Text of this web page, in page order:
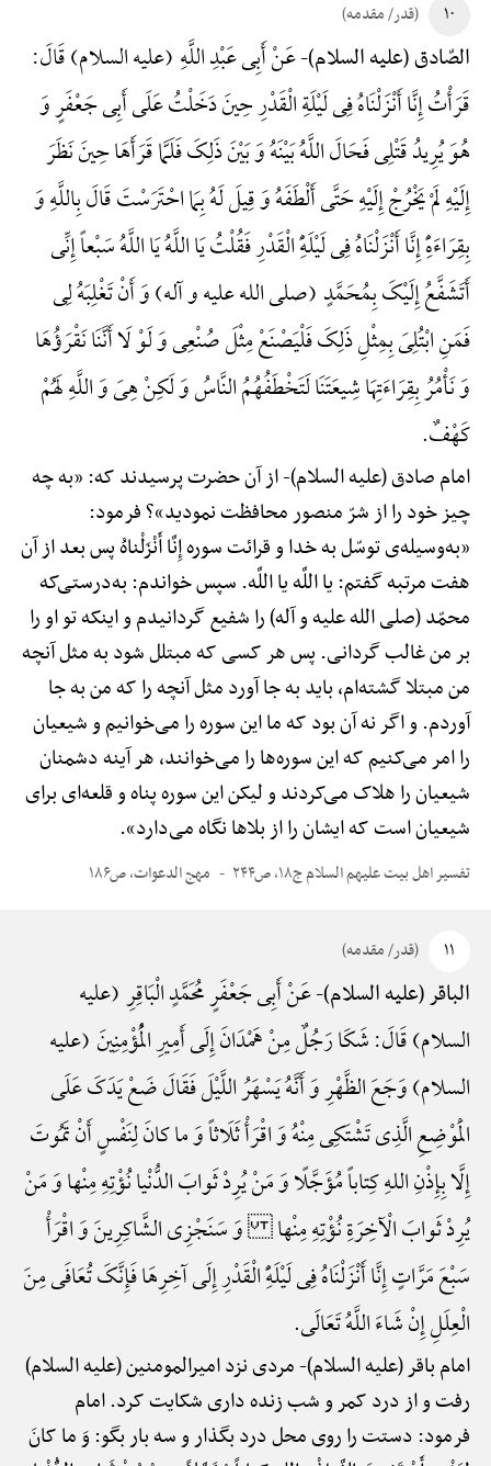
۱۰ (قدر/ مقدمه)
الصّادق (علیه السلام)-عَنْ أَبِی عَبْدِ اللَّهِ (علیه السلام) قَالَ:
قَرَأْتُ إِنَّا أَنْزَلْنَاهُ فِی لَیْلَةِ الْقَدْرِ حِینَ دَخَلْتُ عَلَی أَبِی جَعْفَرٍ وَ
هُوَ یُرِیدُ قَتْلِی فَحَالَ اللَّهُ بَیْنَهُ وَ بَیْنَ ذَلِکَ فَلَمَّا قَرَأَهَا حِینَ نَظَرَ
إِلَیْهِ لَمْ یَخْرُجْ إِلَیْهِ حَتَّی أَلْطَفَهُ وَ قِیلَ لَهُ بِمَا احْتَرَسْتَ قَالَ بِاللَّهِ وَ
بِقِرَاءَهًِْ إِنَّا أَنْزَلْنَاهُ فِی لَیْلَهًِْ الْقَدْرِ فَقُلْتُ یَا اللَّهُ یَا اللَّهُ سَبْعاً إِنِّی
أَتَشَفَّعُ إِلَیْکَ بِمُحَمَّدٍ (صلی الله علیه و آله) وَ أَنْ تَغْلِبَهُ لِی
فَمَنِ ابْتُلِیَ بِمِثْلِ ذَلِکَ فَلْیَصْنَعْ مِثْلَ صُنْعِی وَ لَوْ لَا أَنَّنَا نَقْرَؤُهَا
وَ نَأْمُرُ بِقِرَاءَتِهَا شِیعَتَنَا لَتَخْطَفُهُمُ النَّاسُ وَ لَکِنْ هِیَ وَ اللَّهِ لَهُمْ
کَهْفٌ.
امام صادق (علیه السلام)-از آن حضرت پرسیدند که: «به چه
چیز خود را از شرّ منصور محافظت نمودید»؟ فرمود:
«به‌وسیله‌ی توسّل به خدا و قرائت سوره إِنَّا أَنْزَلْناهُ پس بعد از آن
هفت مرتبه گفتم: یا اللَّه یا اللَّه. سپس خواندم: به‌درستی‌که
محمّد (صلی الله علیه و آله) را شفیع گردانیدم و اینکه تو او را
بر من غالب گردانی. پس هر کسی که مبتلل شود به مثل آنچه
من مبتلا گشته‌ام، باید به جا آورد مثل آنچه را که من به جا
آوردم. و اگر نه آن بود که ما این سوره را می‌خوانیم و شیعیان
را امر می‌کنیم که این سوره‌ها را می‌خوانند، هر آینه دشمنان
شیعیان را هلاک می‌کردند و لیکن این سوره پناه و قلعه‌ای برای
شیعیان است که ایشان را از بلاها نگاه می‌دارد».
تفسیر اهل بیت علیهم السلام ج۱۸، ص۲۴۴ مهج الدعوات، ص۱۸۶
۱۱ (قدر/ مقدمه)
الباقر (علیه السلام)-عَنْ أَبِی جَعْفَرٍ مُحَمَّدٍ الْبَاقِرِ (علیه
السلام) قَالَ: شَکَا رَجُلٌ مِنْ هَمْدَانَ إِلَی أَمِیرِ الْمُؤْمِنِینَ (علیه
السلام) وَجَعَ الظَّهْرِ وَ أَنَّهُ یَسْهَرُ اللَّیْلَ فَقَالَ ضَعْ یَدَکَ عَلَی
الْمَوْضِعِ الَّذِی تَشْتَکِی مِنْهُ وَ اقْرَأْ ثَلَاثاً وَ ما کانَ لِنَفْسٍ أَنْ تَمُوتَ
إِلَّا بِإِذْنِ اللهِ کِتاباً مُؤَجَّلًا وَ مَنْ یُرِدْ ثَوابَ الدُّنْیا نُؤْتِهِ مِنْها وَ مَنْ
یُرِدْ ثَوابَ الْآخِرَةِ نُؤْتِهِ مِنْها وَ سَنَجْزِی الشَّاکِرِینَ وَ اقْرَأْ
سَبْعَ مَرَّاتٍ إِنَّا أَنْزَلْنَاهُ فِی لَیْلَهًِْ الْقَدْرِ إِلَی آخِرِهَا فَإِنَّکَ تُعَافَی مِنَ
الْعِلَلِ إِنْ شَاءَ اللَّهُ تَعَالَی.
امام باقر (علیه السلام)-مردی نزد امیرالمومنین (علیه السلام)
رفت و از درد کمر و شب زنده داری شکایت کرد. امام
فرمود: دستت را روی محل درد بگذار و سه بار بگو: وَ ما کانَ